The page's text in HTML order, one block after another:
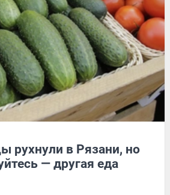
рухнули в Рязани, но
— другая еда